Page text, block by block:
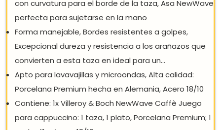
VILLEROY & BOCH NEWWAVE
CAPPUCCINO DE 3 PZ, PARA 1 PERSONA,
APTO PARA LAVAVAJILLAS, ACERO
INOXIDABLE, BLANCO, JUEGO DE 3...
Moderno Juego para cappuccino con taza, Plato y
elegante cucharilla per beber el café cappuccino
estilo a diario y en las ocasiones...
Plato con espacio para dulces, Cucharita de acero